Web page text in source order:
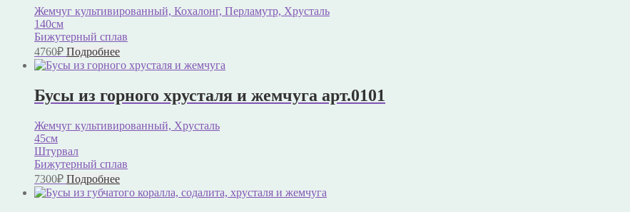
Жемчуг культивированный, Кохалонг, Перламутр, Хрусталь
140см
Бижутерный сплав
4760₽ Подробнее
Бусы из горного хрусталя и жемчуга арт.0101
Жемчуг культивированный, Хрусталь
45см
Штурвал
Бижутерный сплав
7300₽ Подробнее